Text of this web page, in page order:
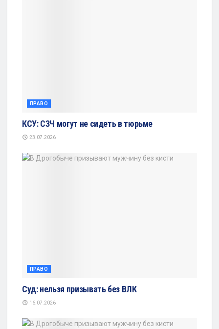
ПРАВО
КСУ: СЗЧ могут не сидеть в тюрьме
23.07.2026
ПРАВО
Суд: нельзя призывать без ВЛК
16.07.2026